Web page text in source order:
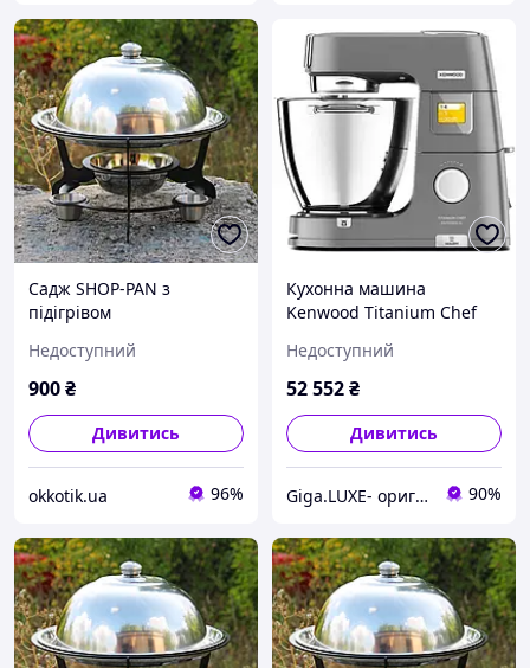
Садж SHOP-PAN з
підігрівом
Недоступний
900₴
Дивитись
okkotik.ua 96%
Кухонна машина
Kenwood Titanium Chef
Недоступний
52 552₴
Дивитись
Giga.LUXE- оригінальна техніка 90%